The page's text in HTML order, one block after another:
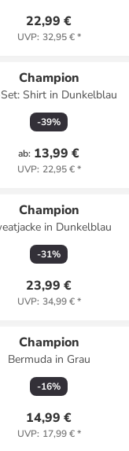
22,99 €
UVP: 32,95 €*
Champion
Shirt in Dunkelblau
-39%
ab: 13,99 €
UVP: 22,95 €*
Champion
in Dunkelblau
-31%
23,99 €
UVP: 34,99 €*
Champion
Bermuda in Grau
-16%
14,99 €
UVP: 17,99 €*